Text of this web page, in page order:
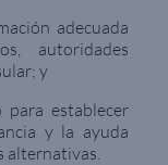
adecuada
autoridades
y
para establecer
y la ayuda
alternativas.